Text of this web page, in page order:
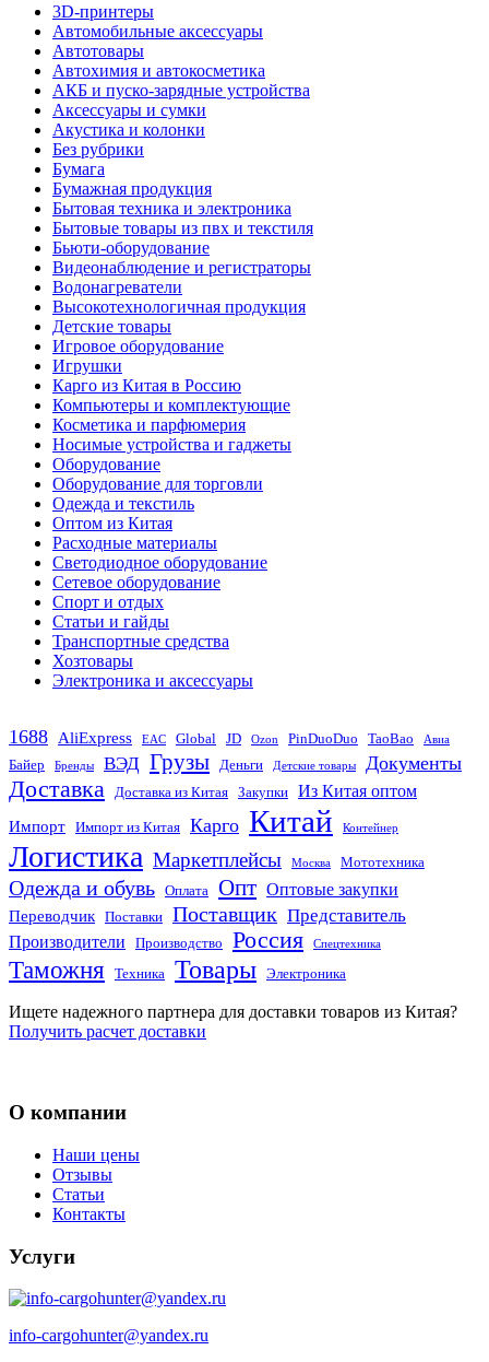
3D-принтеры
Автомобильные аксессуары
Автотовары
Автохимия и автокосметика
АКБ и пуско-зарядные устройства
Аксессуары и сумки
Акустика и колонки
Без рубрики
Бумага
Бумажная продукция
Бытовая техника и электроника
Бытовые товары из пвх и текстиля
Бьюти-оборудование
Видеонаблюдение и регистраторы
Водонагреватели
Высокотехнологичная продукция
Детские товары
Игровое оборудование
Игрушки
Карго из Китая в Россию
Компьютеры и комплектующие
Косметика и парфюмерия
Носимые устройства и гаджеты
Оборудование
Оборудование для торговли
Одежда и текстиль
Оптом из Китая
Расходные материалы
Светодиодное оборудование
Сетевое оборудование
Спорт и отдых
Статьи и гайды
Транспортные средства
Хозтовары
Электроника и аксессуары
1688 AliExpress EAC Global JD Ozon PinDuoDuo TaoBao Авиа
Байер Бренды ВЭД Грузы Деньги Детские товары Документы
Доставка Доставка из Китая Закупки Из Китая оптом
Импорт Импорт из Китая Карго Китай Контейнер
Логистика Маркетплейсы Москва Мототехника
Одежда и обувь Оплата Опт Оптовые закупки
Переводчик Поставки Поставщик Представитель
Производители Производство Россия Спецтехника
Таможня Техника Товары Электроника
Ищете надежного партнера для доставки товаров из Китая?
Получить расчет доставки
О компании
Наши цены
Отзывы
Статьи
Контакты
Услуги
info-cargohunter@yandex.ru